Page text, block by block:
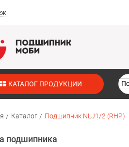
КАТАЛОГ ПРОДУКЦИИ
Каталог Подшипник NLJ1/2 (RHP)
подшипника